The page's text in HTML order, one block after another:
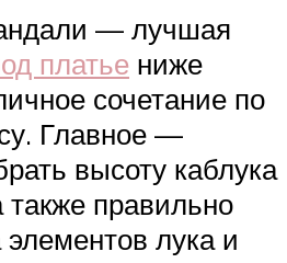
— лучшая
платье ниже
сочетание по
Главное —
высоту каблука
также правильно
элементов лука и